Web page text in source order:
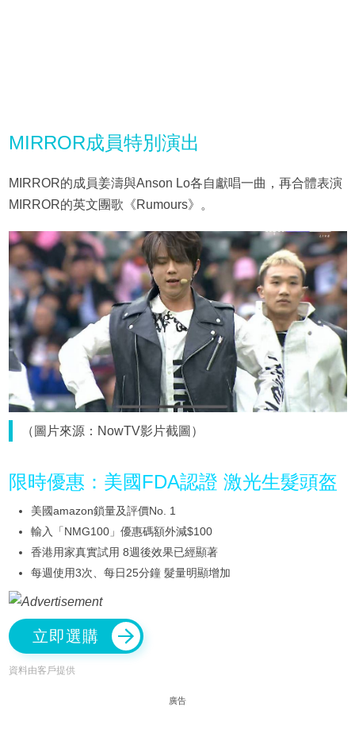
MIRROR成員特別演出
MIRROR的成員姜濤與Anson Lo各自獻唱一曲，再合體表演
MIRROR的英文團歌《Rumours》。
（圖片來源：NowTV影片截圖）
限時優惠：美國FDA認證 激光生髮頭盔
美國amazon鎖量及評價No. 1
輸入「NMG100」優惠碼額外減$100
香港用家真實試用 8週後效果已經顯著
每週使用3次、每日25分鐘 髮量明顯增加
立即選購
資料由客戶提供
廣告